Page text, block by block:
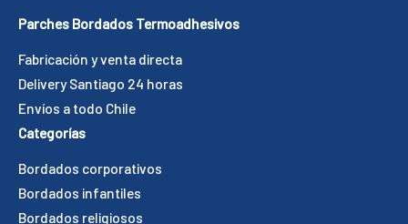
Parches Bordados Termoadhesivos
Fabricación y venta directa
Delivery Santiago 24 horas
Envíos a todo Chile
Categorías
Bordados corporativos
Bordados infantiles
Bordados religiosos